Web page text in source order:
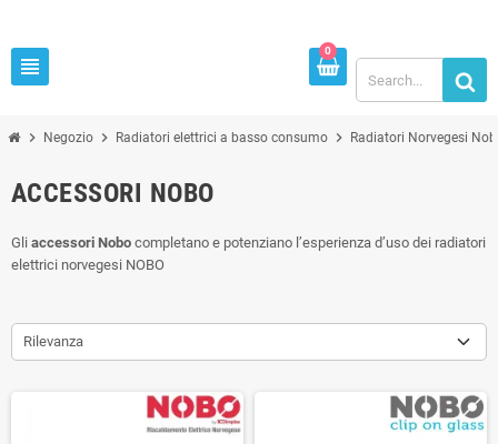
view_headline
0
chevron_right Negozio chevron_right Radiatori elettrici a basso consumo chevron_right Radiatori Norvegesi
ACCESSORI NOBO
Gli accessori Nobo completano e potenziano l’esperienza d’uso dei radiatori
elettrici norvegesi NOBO
Rilevanza